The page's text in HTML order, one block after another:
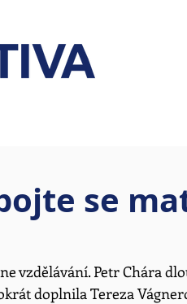
se
vzdělávání. Petr Chára
doplnila Tereza